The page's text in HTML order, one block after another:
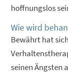
hoffnungslos
Wie wird
Bewährt hat
seinen Ängsten